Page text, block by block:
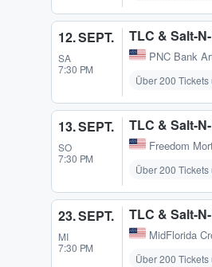
12. SEPT.
SA
7:30 PM
TLC & Salt-
PNC Bank
Über 200 Tickets
13. SEPT.
SO
7:30 PM
TLC & Salt-
Freedom
Über 200 Tickets
23. SEPT.
MI
7:30 PM
TLC & Salt-
MidFlorida
Über 200 Tickets